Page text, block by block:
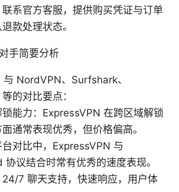
系官方客服，提供购买凭证与订单
款处理状态。
手简要分析
NordVPN、Surfshark、
的对比要点：
能力：ExpressVPN 在跨区域解锁
通常表现优秀，但价格偏高。
对比中，ExpressVPN 与
议结合时常有优秀的速度表现。
24/7 聊天支持，快速响应，用户体